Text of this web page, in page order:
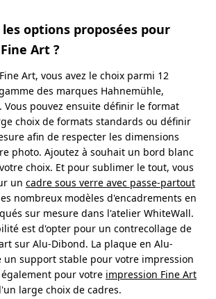
options proposées pour
Art ?
Art, vous avez le choix parmi 12
des marques Hahnemühle,
Vous pouvez ensuite définir le format
choix de formats standards ou définir
afin de respecter les dimensions
photo. Ajoutez à souhait un bord blanc
choix. Et pour sublimer le tout, vous
un cadre sous verre avec passe-partout
nombreux modèles d'encadrements en
sur mesure dans l'atelier WhiteWall.
est d'opter pour un contrecollage de
sur Alu-Dibond. La plaque en Alu-
un support stable pour votre impression
pour votre impression Fine Art
large choix de cadres.